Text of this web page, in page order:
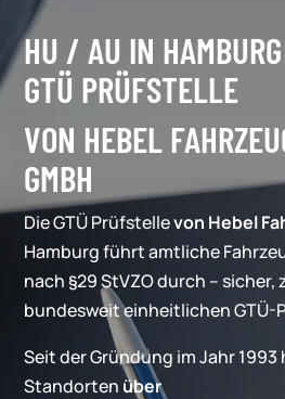
HU / AU IN HAMBURG
GTÜ PRÜFSTELLE
VON HEBEL
GMBH
Die GTÜ Prüfstellevon Hebel
Hamburg führt amtliche
nach §29 StVZO durch –
bundesweit einheitlichen GTÜ-
Seit der Gründung im Jahr
Standorten über